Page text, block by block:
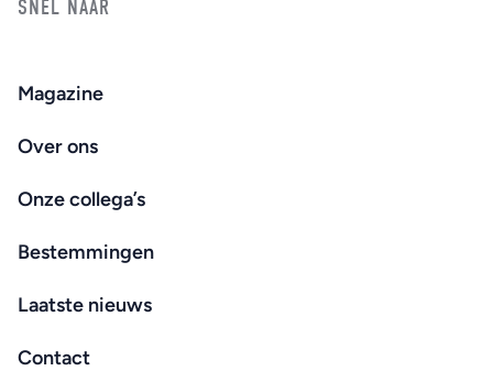
SNEL NAAR
Magazine
Over ons
Onze collega’s
Bestemmingen
Laatste nieuws
Contact